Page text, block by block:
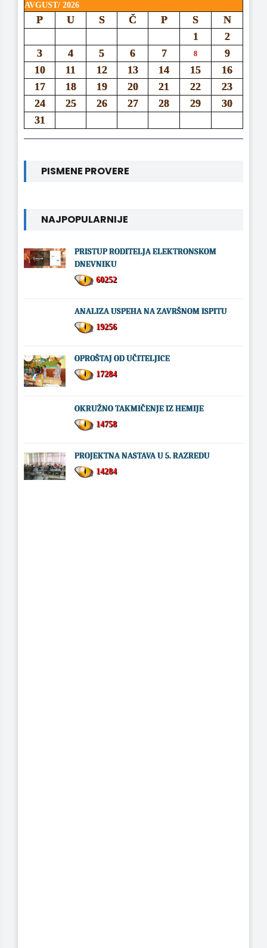
AVGUST/ 2026
P U S Č P S
N
1
2
3
4 5 6 7 8
9
10
11 12 13 14 15
16
17
18 19 20 21 22
23
24
25 26 27 28 29
30
31
PISMENE PROVERE
NAJPOPULARNIJE
PRISTUP RODITELJA ELEKTRONSKOM
DNEVNIKU
60252
ANALIZA USPEHA NA ZAVRŠNOM ISPITU
19256
OPROŠTAJ OD UČITELJICE
17284
OKRUŽNO TAKMIČENJE IZ HEMIJE
14758
PROJEKTNA NASTAVA U 5. RAZREDU
14284